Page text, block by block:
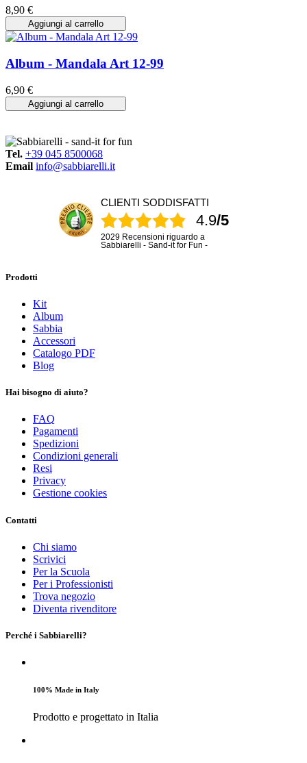
8,90 €
Aggiungi al carrello
Album - Mandala Art 12-99
6,90 €
Aggiungi al carrello
Tel. +39 045 8500068
Email info@sabbiarelli.it
CLIENTI SODDISFATTI
4.9/5
2029 Recensioni riguardo a
Sabbiarelli - Sand-it for Fun -
Prodotti
Kit
Album
Sabbia
Accessori
Catalogo PDF
Blog
Hai bisogno di aiuto?
FAQ
Pagamenti
Spedizioni
Condizioni generali
Resi
Privacy
Gestione cookies
Contatti
Chi siamo
Scrivici
Per la Scuola
Per i Professionisti
Trova negozio
Diventa rivenditore
Perché i Sabbiarelli?
100% Made in Italy
Prodotto e progettato in Italia